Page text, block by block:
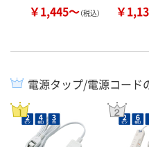
￥1,445～（税込） ￥
電源タップ/電源コード